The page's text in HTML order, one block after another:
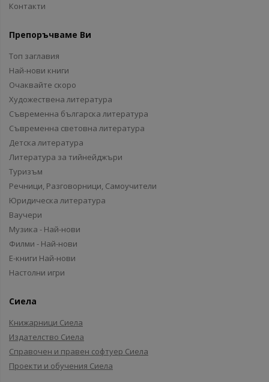
Контакти
Препоръчваме Ви
Топ заглавия
Най-нови книги
Очаквайте скоро
Художествена литература
Съвременна българска литература
Съвременна световна литература
Детска литература
Литература за тийнейджъри
Туризъм
Речници, Разговорници, Самоучители
Юридическа литература
Ваучери
Музика - Най-нови
Филми - Най-нови
Е-книги Най-нови
Настолни игри
Сиела
Книжарници Сиела
Издателство Сиела
Справочен и правен софтуер Сиела
Проекти и обучения Сиела